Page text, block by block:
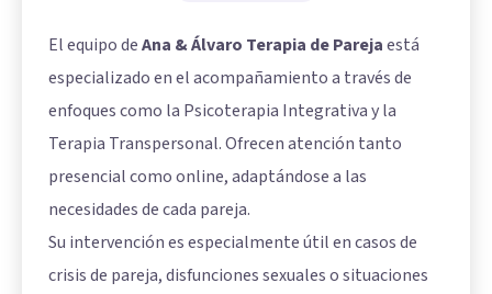
El equipo deAna & Álvaro Terapia de Parejaestá
especializado en el acompañamiento a través de
enfoques como la Psicoterapia Integrativa y la
Terapia Transpersonal. Ofrecen atención tanto
presencial como online, adaptándose a las
necesidades de cada pareja.
Su intervención es especialmente útil en casos de
crisis de pareja, disfunciones sexuales o situaciones